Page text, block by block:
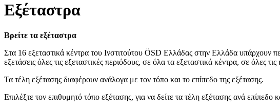
Εξέταστρα
Βρείτε τα εξέταστρα
Στα 16 εξεταστικά κέντρα του Ινστιτούτου ÖSD Ελλάδας στην Ελλάδα υπάρχουν
εξετάσεις όλες τις εξεταστικές περιόδους, σε όλα τα εξεταστικά κέντρα, σε όλες
Τα τέλη εξέτασης διαφέρουν ανάλογα με τον τόπο και το επίπεδο της εξέτασης.
Επιλέξτε τον επιθυμητό τόπο εξέτασης, για να δείτε τα τέλη εξέτασης ανά επίπεδο